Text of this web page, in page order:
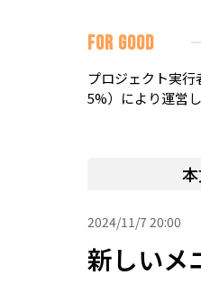
FOR GOOD
プロジェクト実
5%）により運営し
2024/11/7 20:00
新しいメ